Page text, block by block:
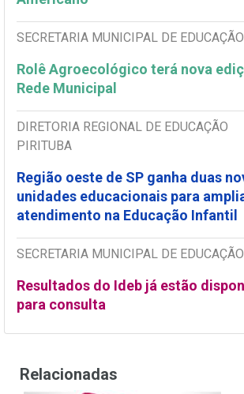
SECRETARIA MUNICIPAL DE EDUCAÇÃO
Rolê Agroecológico terá nova
Rede Municipal
DIRETORIA REGIONAL DE EDUCAÇÃO
PIRITUBA
Região oeste de SP ganha duas
unidades educacionais para
atendimento na Educação Infantil
SECRETARIA MUNICIPAL DE EDUCAÇÃO
Resultados do Ideb já estão
para consulta
Relacionadas